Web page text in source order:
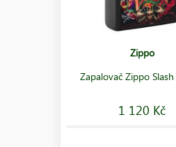
Zippo
Zapalovač Zippo
1 120 Kč